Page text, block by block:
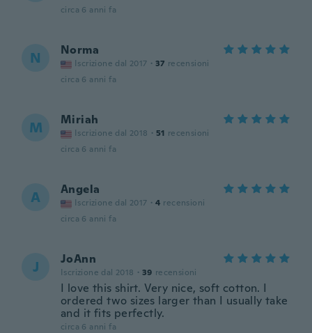
circa 6 anni fa
N Norma
Iscrizione dal 2017 · 37 recensioni
circa 6 anni fa
M Miriah
Iscrizione dal 2018 · 51 recensioni
circa 6 anni fa
A Angela
Iscrizione dal 2017 · 4 recensioni
circa 6 anni fa
J JoAnn
Iscrizione dal 2018 · 39 recensioni
I love this shirt. Very nice, soft cotton. I
ordered two sizes larger than I usually take
and it fits perfectly.
circa 6 anni fa